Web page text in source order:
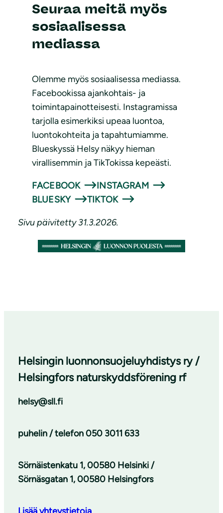
Seuraa meitä myös
sosiaalisessa
mediassa
Olemme myös sosiaalisessa mediassa.
Facebookissa ajankohtais- ja
toimintapainotteisesti. Instagramissa
tarjolla esimerkiksi upeaa luontoa,
luontokohteita ja tapahtumiamme.
Blueskyssä Helsy näkyy hieman
virallisemmin ja TikTokissa kepeästi.
FACEBOOK
INSTAGRAM
BLUESKY
TIKTOK
Sivupäivitetty31.3.2026.
Helsingin luonnonsuojeluyhdistys ry /
Helsingfors naturskyddsförening rf
helsy@sll.fi
puhelin / telefon050 3011 633
Sörnäistenkatu 1, 00580 Helsinki /
Sörnäsgatan 1, 00580 Helsingfors